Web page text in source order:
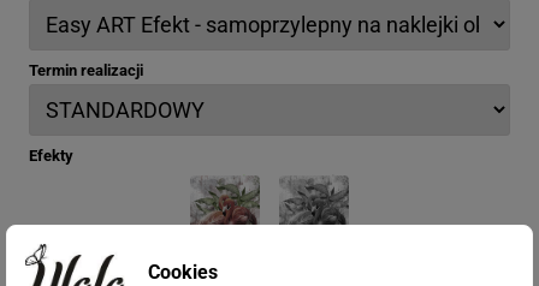
Termin realizacji
Efekty
Cookies